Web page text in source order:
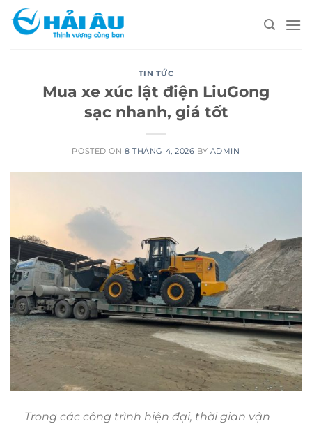
Skip
TIN TỨC
Mua xe xúc lật điện LiuGong
sạc nhanh, giá tốt
POSTED ON8 THÁNG 4, 2026 BY ADMIN
Trong các công trình hiện đại, thời gian vận